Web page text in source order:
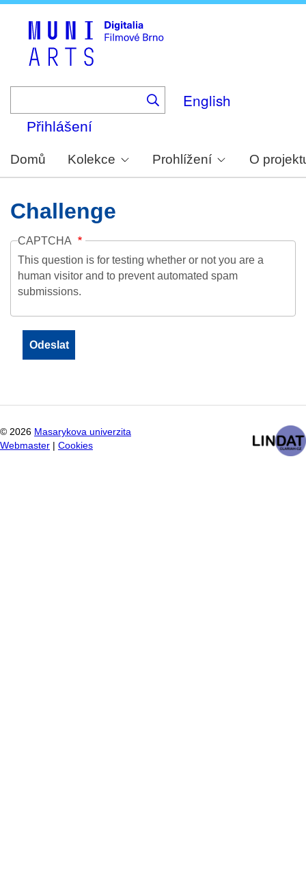
English
Přihlášení
Domů Kolekce Prohlížení O
Challenge
CAPTCHA
This question is for testing whether or not you are a
human visitor and to prevent automated spam
submissions.
© 2026 Masarykova univerzita
Webmaster
Cookies